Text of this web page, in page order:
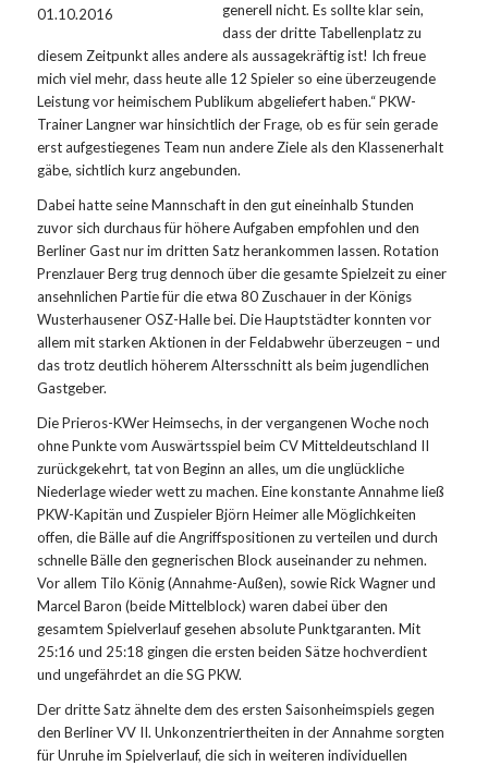
generell nicht. Es sollte klar sein,
dass der dritte Tabellenplatz zu
diesem Zeitpunkt alles andere als aussagekräftig ist! Ich freue
mich viel mehr, dass heute alle 12 Spieler so eine überzeugende
Leistung vor heimischem Publikum abgeliefert haben.“ PKW-
Trainer Langner war hinsichtlich der Frage, ob es für sein gerade
erst aufgestiegenes Team nun andere Ziele als den Klassenerhalt
gäbe, sichtlich kurz angebunden.
Dabei hatte seine Mannschaft in den gut eineinhalb Stunden
zuvor sich durchaus für höhere Aufgaben empfohlen und den
Berliner Gast nur im dritten Satz herankommen lassen. Rotation
Prenzlauer Berg trug dennoch über die gesamte Spielzeit zu einer
ansehnlichen Partie für die etwa 80 Zuschauer in der Königs
Wusterhausener OSZ-Halle bei. Die Hauptstädter konnten vor
allem mit starken Aktionen in der Feldabwehr überzeugen – und
das trotz deutlich höherem Altersschnitt als beim jugendlichen
Gastgeber.
Die Prieros-KWer Heimsechs, in der vergangenen Woche noch
ohne Punkte vom Auswärtsspiel beim CV Mitteldeutschland II
zurückgekehrt, tat von Beginn an alles, um die unglückliche
Niederlage wieder wett zu machen. Eine konstante Annahme ließ
PKW-Kapitän und Zuspieler Björn Heimer alle Möglichkeiten
offen, die Bälle auf die Angriffspositionen zu verteilen und durch
schnelle Bälle den gegnerischen Block auseinander zu nehmen.
Vor allem Tilo König (Annahme-Außen), sowie Rick Wagner und
Marcel Baron (beide Mittelblock) waren dabei über den
gesamtem Spielverlauf gesehen absolute Punktgaranten. Mit
25:16 und 25:18 gingen die ersten beiden Sätze hochverdient
und ungefährdet an die SG PKW.
Der dritte Satz ähnelte dem des ersten Saisonheimspiels gegen
den Berliner VV II. Unkonzentriertheiten in der Annahme sorgten
für Unruhe im Spielverlauf, die sich in weiteren individuellen